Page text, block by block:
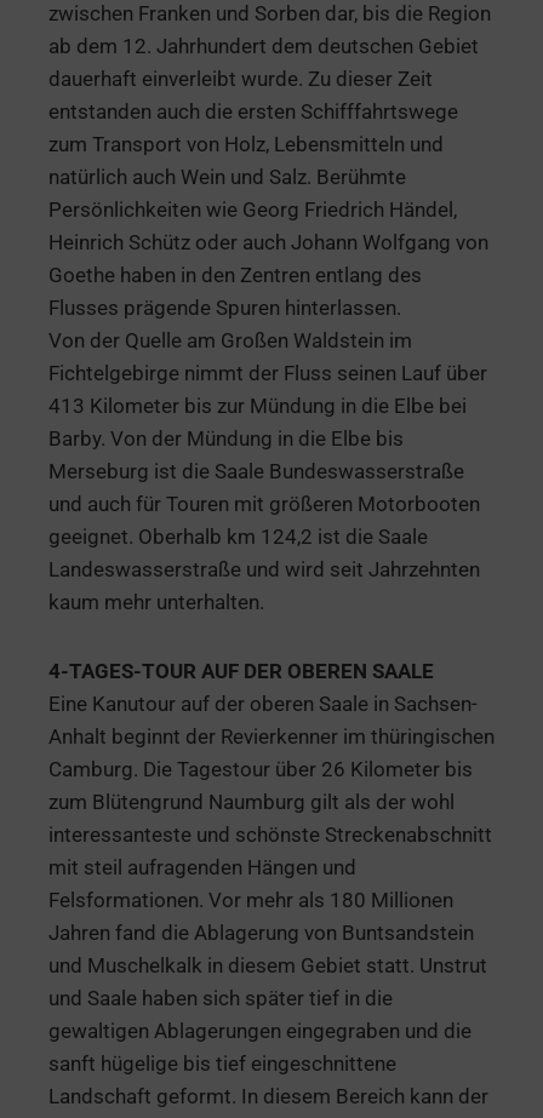
zwischen Franken und Sorben dar, bis die Region
ab dem 12. Jahrhundert dem deutschen Gebiet
dauerhaft einverleibt wurde. Zu dieser Zeit
entstanden auch die ersten Schifffahrtswege
zum Transport von Holz, Lebensmitteln und
natürlich auch Wein und Salz. Berühmte
Persönlichkeiten wie Georg Friedrich Händel,
Heinrich Schütz oder auch Johann Wolfgang von
Goethe haben in den Zentren entlang des
Flusses prägende Spuren hinterlassen.
Von der Quelle am Großen Waldstein im
Fichtelgebirge nimmt der Fluss seinen Lauf über
413 Kilometer bis zur Mündung in die Elbe bei
Barby. Von der Mündung in die Elbe bis
Merseburg ist die Saale Bundeswasserstraße
und auch für Touren mit größeren Motorbooten
geeignet. Oberhalb km 124,2 ist die Saale
Landeswasserstraße und wird seit Jahrzehnten
kaum mehr unterhalten.
4-TAGES-TOUR AUF DER OBEREN SAALE
Eine Kanutour auf der oberen Saale in Sachsen-
Anhalt beginnt der Revierkenner im thüringischen
Camburg. Die Tagestour über 26 Kilometer bis
zum Blütengrund Naumburg gilt als der wohl
interessanteste und schönste Streckenabschnitt
mit steil aufragenden Hängen und
Felsformationen. Vor mehr als 180 Millionen
Jahren fand die Ablagerung von Buntsandstein
und Muschelkalk in diesem Gebiet statt. Unstrut
und Saale haben sich später tief in die
gewaltigen Ablagerungen eingegraben und die
sanft hügelige bis tief eingeschnittene
Landschaft geformt. In diesem Bereich kann der